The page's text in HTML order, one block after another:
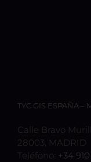
TYC GIS ESPAÑA –
Calle Bravo
28003, MADRID
Teléfono: +34